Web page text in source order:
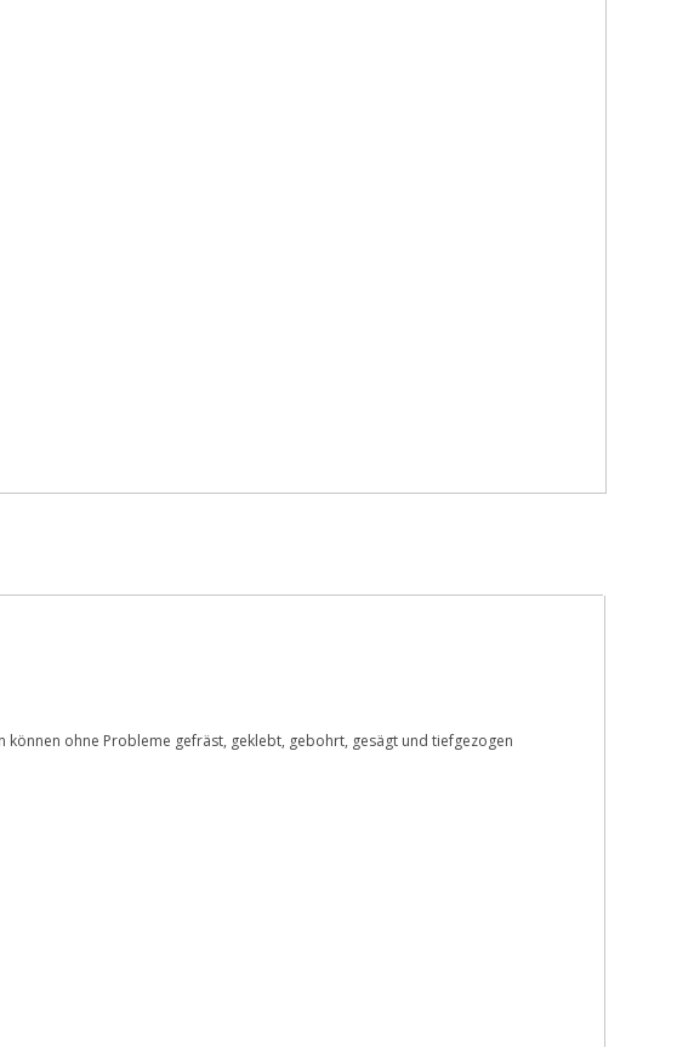
ohne Probleme gefräst, geklebt, gebohrt, gesägt und tiefgezogen